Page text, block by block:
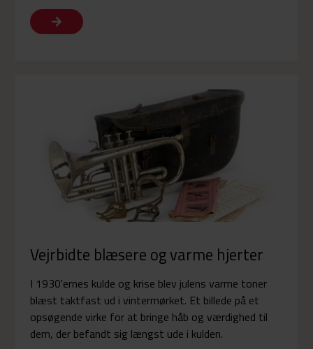
Vejrbidte blæsere og varme hjerter
I 1930'ernes kulde og krise blev julens varme toner
blæst taktfast ud i vintermørket. Et billede på et
opsøgende virke for at bringe håb og værdighed til
dem, der befandt sig længst ude i kulden.